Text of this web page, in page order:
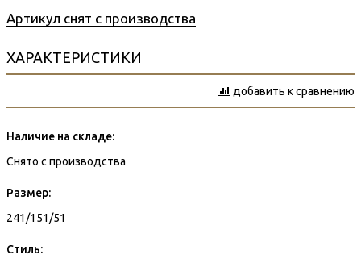
Артикул снят с производства
ХАРАКТЕРИСТИКИ
добавить к сравнению
Наличие на складе:
Снято с производства
Размер:
241/151/51
Стиль: